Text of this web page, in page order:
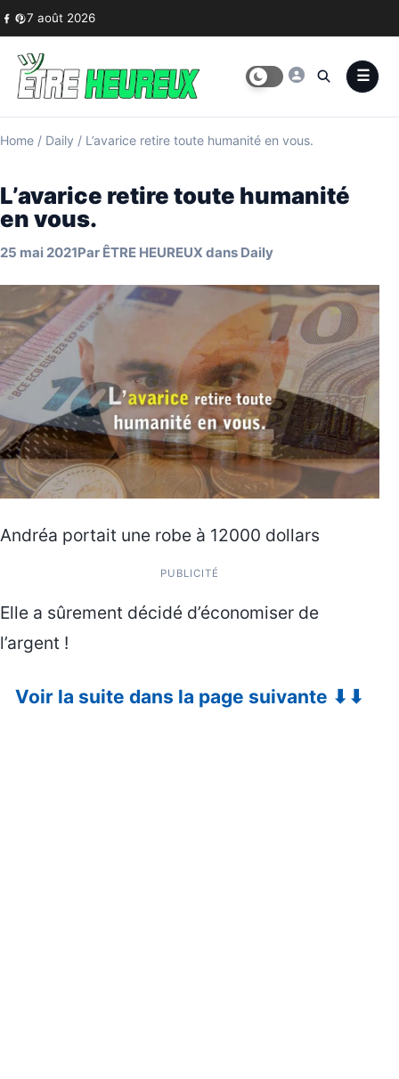
Skip to content
7 août 2026
Home / Daily / L’avarice retire toute humanité en vous.
L’avarice retire toute humanité
en vous.
25 mai 2021Par ÊTRE HEUREUX dans Daily
Andréa portait une robe à 12000 dollars
PUBLICITÉ
Elle a sûrement décidé d’économiser de
l’argent !
Voir la suite dans la page suivante ⬇⬇